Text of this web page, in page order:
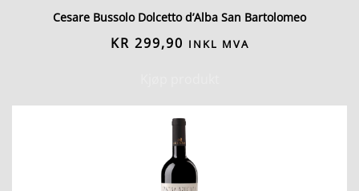
Cesare Bussolo Dolcetto d’Alba San Bartolomeo
KR 299,90 INKL MVA